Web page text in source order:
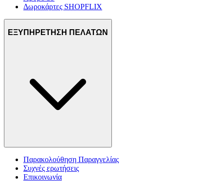
Δωροκάρτες SHOPFLIX
ΕΞΥΠΗΡΕΤΗΣΗ ΠΕΛΑΤΩΝ
Παρακολούθηση Παραγγελίας
Συχνές ερωτήσεις
Επικοινωνία